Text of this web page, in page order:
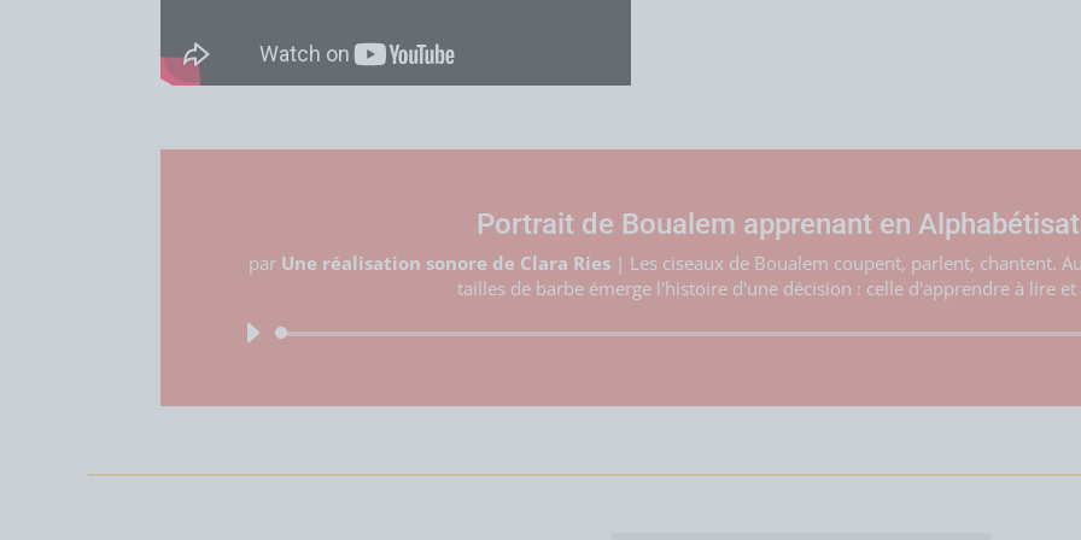
Portrait de Boualem apprenant en
par Une réalisation sonore de Clara Ries | Les ciseaux de Boualem coupent, parlent, chantent.
tailles de barbe émerge l'histoire d'une décision : celle d'apprendre à lire et
Lecteur